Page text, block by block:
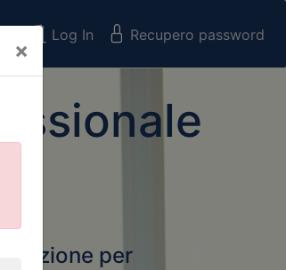
×
Log In Recupero password
per